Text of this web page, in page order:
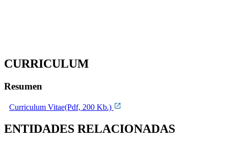
CURRICULUM
Resumen
Curriculum Vitae(Pdf, 200 Kb.)
ENTIDADES RELACIONADAS